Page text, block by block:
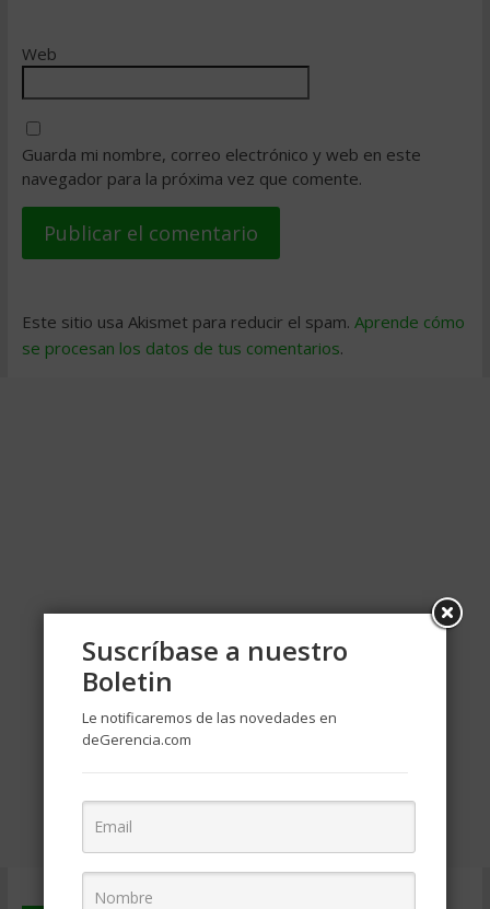
Web
Guarda mi nombre, correo electrónico y web en este
navegador para la próxima vez que comente.
Este sitio usa Akismet para reducir el spam. Aprende cómo
se procesan los datos de tus comentarios.
Suscríbase a nuestro
Boletin
Le notificaremos de las novedades en
deGerencia.com